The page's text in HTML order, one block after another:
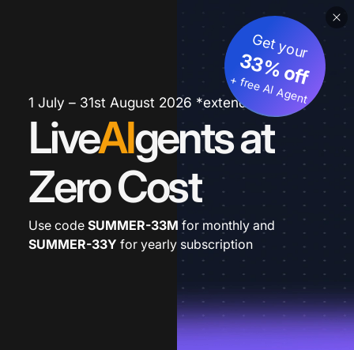
1 July – 31st August 2026 *extended
LiveAIgents at
Zero Cost
Get your
33% off
+ free AI Agent
Use code SUMMER-33M for monthly and
SUMMER-33Y for yearly subscription